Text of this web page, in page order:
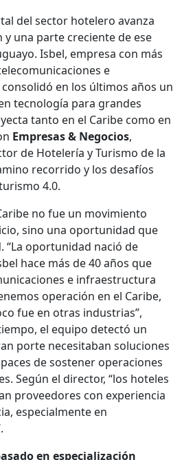
del sector hotelero avanza
una parte creciente de ese
Isbel, empresa con más
e
en los últimos años un
tecnología para grandes
tanto en el Caribe como en
Empresas & Negocios,
de Hotelería y Turismo de la
recorrido y los desafíos
4.0.
no fue un movimiento
sino una oportunidad que
oportunidad nació de
hace más de 40 años que
e infraestructura
operación en el Caribe,
fue en otras industrias”,
el equipo detectó un
porte necesitaban soluciones
de sostener operaciones
Según el director, “los hoteles
proveedores con experiencia
especialmente en
en especialización